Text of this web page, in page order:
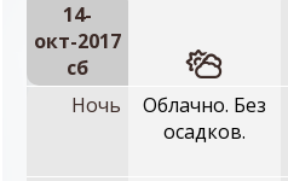
14-
окт-2017
сб
Ночь
Облачно. Без
осадков.